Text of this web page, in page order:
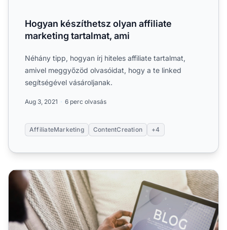
Hogyan készíthetsz olyan affiliate
marketing tartalmat, ami
Néhány tipp, hogyan írj hiteles affiliate tartalmat,
amivel meggyőzöd olvasóidat, hogy a te linked
segítségével vásároljanak.
Aug 3, 2021 6 perc olvasás
AffiliateMarketing ContentCreation +4
Hogyan írj nagyszerű tartalmat affiliate marketinghez